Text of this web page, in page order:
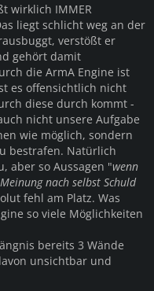
wirklich IMMER
liegt schlicht weg an der
verstößt er
gehört damit
die ArmA Engine ist
es offensichtlich nicht
diese durch kommt -
nicht unsere Aufgabe
wie möglich, sondern
bestrafen. Natürlich
aber so Aussagen "wenn
nach selbst Schuld
fehl am Platz. Was
so viele Möglichkeiten
bereits 3 Wände
unsichtbar und